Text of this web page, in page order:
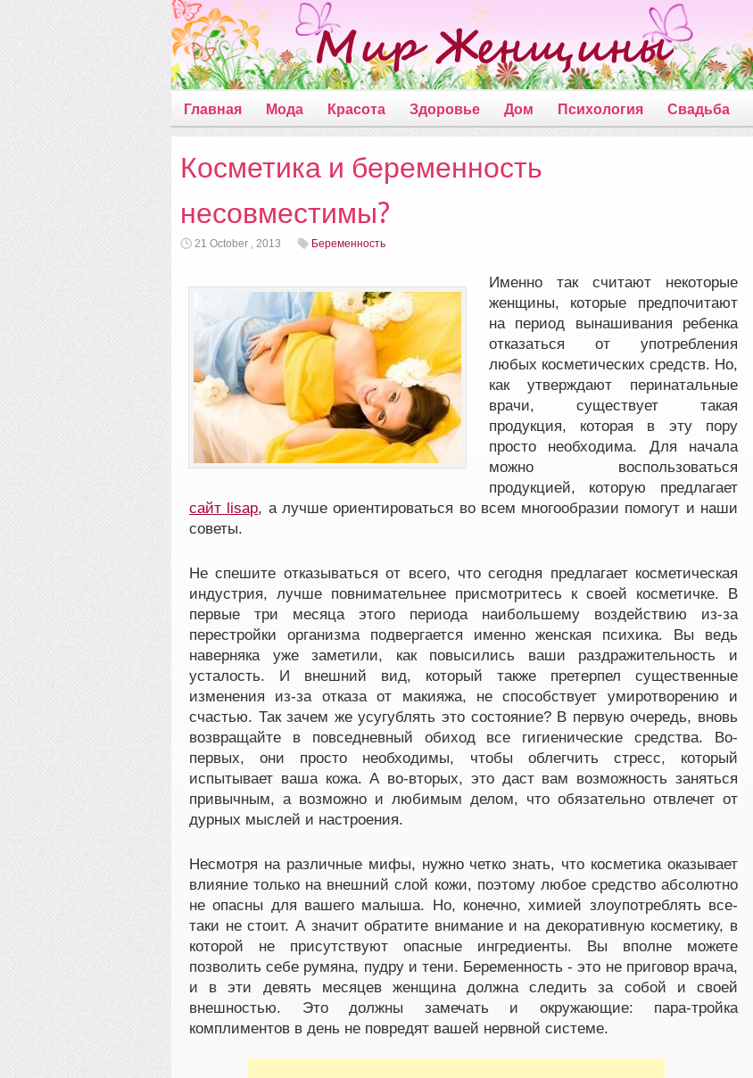
Главная Мода Красота Здоровье Дом Психология Свадьба
Косметика и беременность
несовместимы?
21 October , 2013 Беременность
Именно так считают некоторые
женщины, которые предпочитают
на период вынашивания ребенка
отказаться от употребления
любых косметических средств. Но,
как утверждают перинатальные
врачи, существует такая
продукция, которая в эту пору
просто необходима. Для начала
можно воспользоваться
продукцией, которую предлагает
сайт lisap, а лучше ориентироваться во всем многообразии помогут и наши
советы.
Не спешите отказываться от всего, что сегодня предлагает косметическая
индустрия, лучше повнимательнее присмотритесь к своей косметичке. В
первые три месяца этого периода наибольшему воздействию из-за
перестройки организма подвергается именно женская психика. Вы ведь
наверняка уже заметили, как повысились ваши раздражительность и
усталость. И внешний вид, который также претерпел существенные
изменения из-за отказа от макияжа, не способствует умиротворению и
счастью. Так зачем же усугублять это состояние? В первую очередь, вновь
возвращайте в повседневный обиход все гигиенические средства. Во-
первых, они просто необходимы, чтобы облегчить стресс, который
испытывает ваша кожа. А во-вторых, это даст вам возможность заняться
привычным, а возможно и любимым делом, что обязательно отвлечет от
дурных мыслей и настроения.
Несмотря на различные мифы, нужно четко знать, что косметика оказывает
влияние только на внешний слой кожи, поэтому любое средство абсолютно
не опасны для вашего малыша. Но, конечно, химией злоупотреблять все-
таки не стоит. А значит обратите внимание и на декоративную косметику, в
которой не присутствуют опасные ингредиенты. Вы вполне можете
позволить себе румяна, пудру и тени. Беременность - это не приговор врача,
и в эти девять месяцев женщина должна следить за собой и своей
внешностью. Это должны замечать и окружающие: пара-тройка
комплиментов в день не повредят вашей нервной системе.